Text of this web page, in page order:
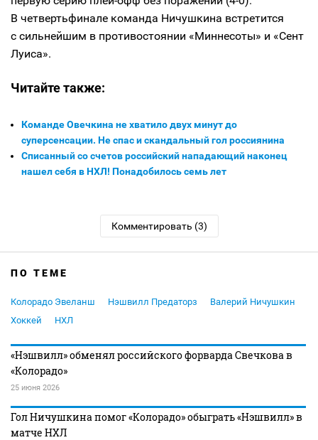
В четвертьфинале команда Ничушкина встретится
с сильнейшим в противостоянии «Миннесоты» и «Сент
Луиса».
Читайте также:
Команде Овечкина не хватило двух минут до
суперсенсации. Не спас и скандальный гол россиянина
Списанный со счетов российский нападающий наконец
нашел себя в НХЛ! Понадобилось семь лет
Комментировать (3)
ПО ТЕМЕ
Колорадо Эвеланш Нэшвилл Предаторз
Валерий Ничушкин
Хоккей
НХЛ
«Нэшвилл» обменял российского форварда Свечкова в
«Колорадо»
25 июня 2026
Гол Ничушкина помог «Колорадо» обыграть «Нэшвилл» в
матче НХЛ